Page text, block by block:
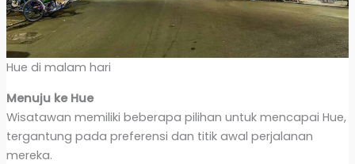
Hue di malam hari
Menuju ke Hue
Wisatawan memiliki beberapa pilihan untuk mencapai Hue,
tergantung pada preferensi dan titik awal perjalanan
mereka.